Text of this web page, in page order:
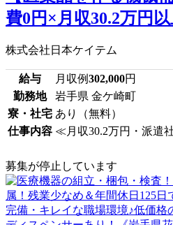
費0円×月収30.2万円
株式会社日本ケイテム
給与 月収例302,000円
勤務地
岩手県 金ケ崎町
寮・社宅 あり（無料）
仕事内容 ≪月収30.2万円・派遣
募集が停止しています